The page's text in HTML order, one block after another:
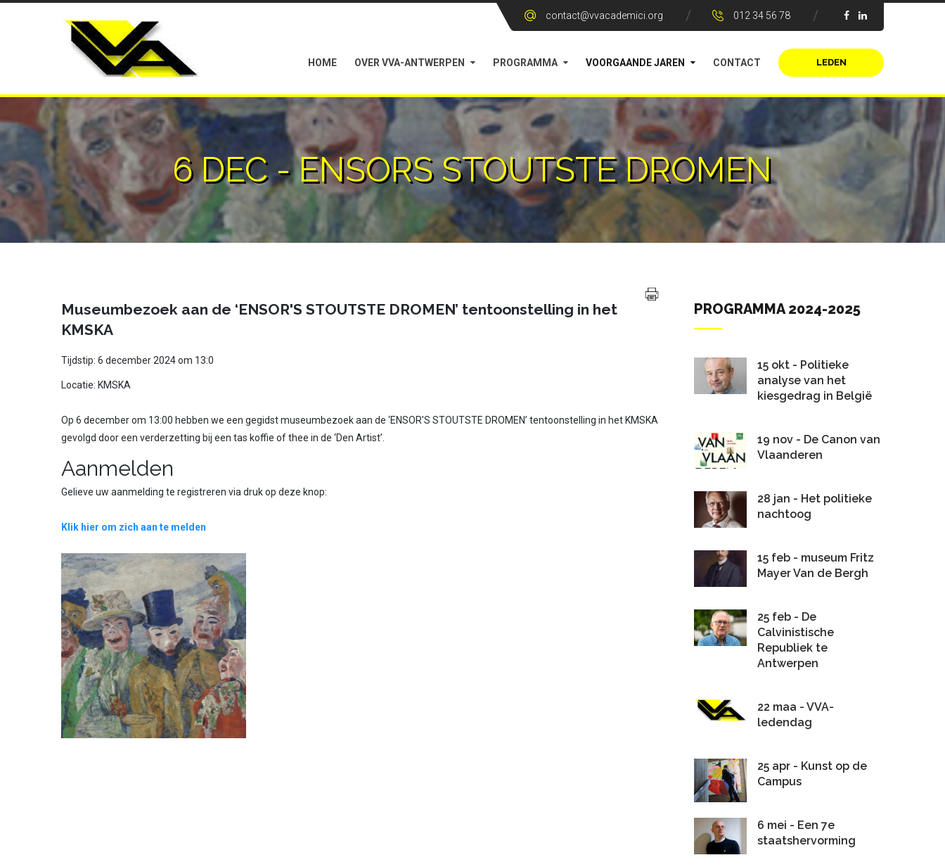
contact@vvacademici.org 012 34 56 78
LEDEN
HOME OVER VVA-ANTWERPEN PROGRAMMA VOORGAANDE JAREN CONTACT
6 DEC - ENSORS STOUTSTE DROMEN
Museumbezoek aan de ‘ENSOR'S STOUTSTE DROMEN’ tentoonstelling in het
KMSKA
Tijdstip: 6 december 2024 om 13:0
Locatie: KMSKA
Op 6 december om 13:00 hebben we een gegidst museumbezoek aan de ‘ENSOR'S STOUTSTE DROMEN’ tentoonstelling in het KMSKA
gevolgd door een verderzetting bij een tas koffie of thee in de ‘Den Artist’.
Aanmelden
Gelieve uw aanmelding te registreren via druk op deze knop:
Klik hier om zich aan te melden
PROGRAMMA 2024-2025
15 okt - Politieke
analyse van het
kiesgedrag in België
19 nov - De Canon van
Vlaanderen
28 jan - Het politieke
nachtoog
15 feb - museum Fritz
Mayer Van de Bergh
25 feb - De
Calvinistische
Republiek te
Antwerpen
22 maa - VVA-
ledendag
25 apr - Kunst op de
Campus
6 mei - Een 7e
staatshervorming